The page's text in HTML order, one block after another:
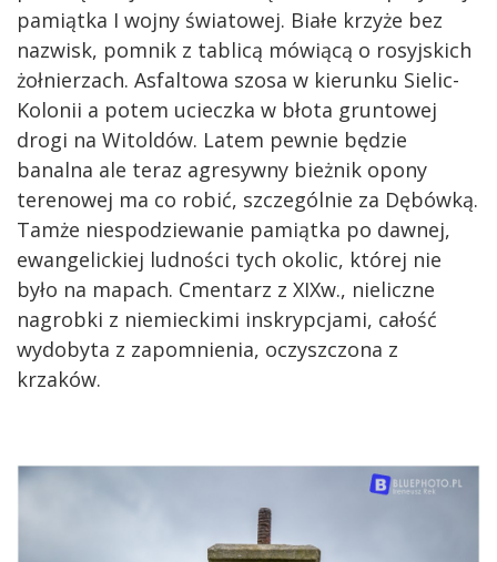
pamiątka I wojny światowej. Białe krzyże bez
nazwisk, pomnik z tablicą mówiącą o rosyjskich
żołnierzach. Asfaltowa szosa w kierunku Sielic-
Kolonii a potem ucieczka w błota gruntowej
drogi na Witoldów. Latem pewnie będzie
banalna ale teraz agresywny bieżnik opony
terenowej ma co robić, szczególnie za Dębówką.
Tamże niespodziewanie pamiątka po dawnej,
ewangelickiej ludności tych okolic, której nie
było na mapach. Cmentarz z XIXw., nieliczne
nagrobki z niemieckimi inskrypcjami, całość
wydobyta z zapomnienia, oczyszczona z
krzaków.